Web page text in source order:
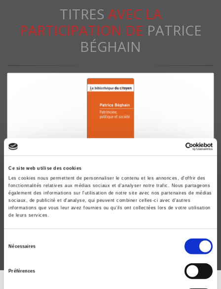
Ce site web utilise des cookies
Les cookies nous permettent de personnaliser le contenu et les annonces, d'offrir des
fonctionnalités relatives aux médias sociaux et d'analyser notre trafic. Nous partageons
également des informations sur l'utilisation de notre site avec nos partenaires de médias
sociaux, de publicité et d'analyse, qui peuvent combiner celles-ci avec d'autres
informations que vous leur avez fournies ou qu'ils ont collectées lors de votre utilisation
de leurs services.
Nécessaires
Préférences
TITRES AVEC LA
PARTICIPATION DE PATRICE
BÉGHAIN
Patrimoine, politique et société
Patrice Béghain